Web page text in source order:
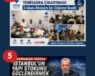
5